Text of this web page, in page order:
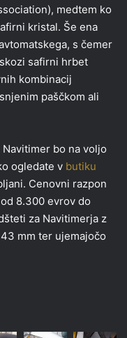
medtem ko
kristal. Še ena
s čemer
safirni hrbet
kombinacij
paščkom ali
bo na voljo
ogledate v butiku
Cenovni razpon
8.300 evrov do
za Navitimerja z
mm ter ujemajočo